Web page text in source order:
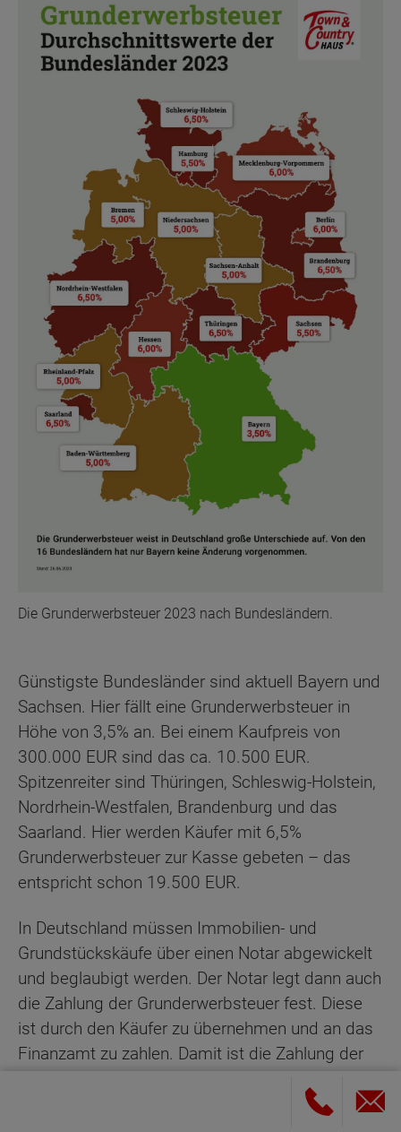
Die Grunderwerbsteuer 2023 nach Bundesländern.
Günstigste Bundesländer sind aktuell Bayern und
Sachsen. Hier fällt eine Grunderwerbsteuer in
Höhe von 3,5% an. Bei einem Kaufpreis von
300.000 EUR sind das ca. 10.500 EUR.
Spitzenreiter sind Thüringen, Schleswig-Holstein,
Nordrhein-Westfalen, Brandenburg und das
Saarland. Hier werden Käufer mit 6,5%
Grunderwerbsteuer zur Kasse gebeten – das
entspricht schon 19.500 EUR.
In Deutschland müssen Immobilien- und
Grundstückskäufe über einen Notar abgewickelt
und beglaubigt werden. Der Notar legt dann auch
die Zahlung der Grunderwerbsteuer fest. Diese
ist durch den Käufer zu übernehmen und an das
Finanzamt zu zahlen. Damit ist die Zahlung der
um tatsächlich Eigentümer des Grundstücks